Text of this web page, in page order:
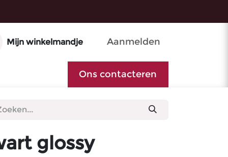
Mijn winkelmandje Aanmelden
Ons contacteren
glossy